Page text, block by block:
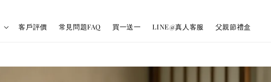
客戶評價 常見問題FAQ 買一送一 LINE@真人客服 父親節禮盒